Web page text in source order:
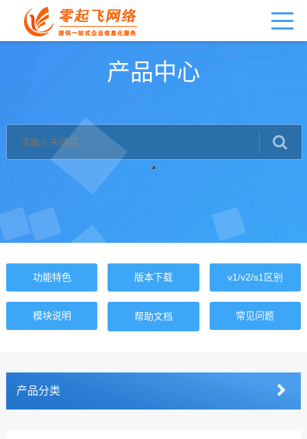
产品中心
功能特色 版本下载 v1/v2/s1区别
模块说明 帮助文档 常见问题
产品分类